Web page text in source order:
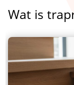
Wat is